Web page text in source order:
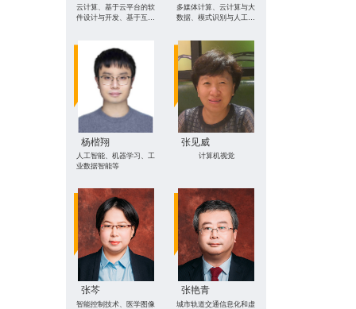
云计算、基于云平台的软
件设计与开发、基于互联
多媒体计算、云计算与大
数据、模式识别与人工智
杨楷翔
人工智能、机器学习、工
业数据智能等
张见威
计算机视觉
张芩
智能控制技术、医学图像
张艳青
城市轨道交通信息化和虚